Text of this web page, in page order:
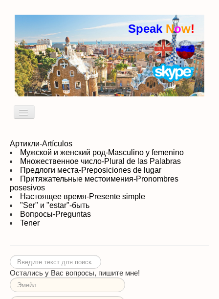
Speak Now!
Включить/
Кто я Пробный урок
идиомы
Артикли-Artículos
Мужской и женский род-Masculino y femenino
Множественное число-Plural de las Palabras
Предлоги места-Preposiciones de lugar
Притяжательные местоимения-Pronombres
posesivos
Настоящее время-Presente simple
"Ser" и "estar"-быть
Вопросы-Preguntas
Tener
Искать...
Остались у Вас вопросы, пишите мне!